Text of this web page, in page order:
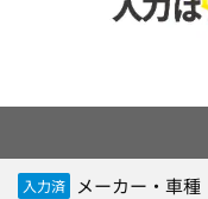
入力済 メーカー・車種